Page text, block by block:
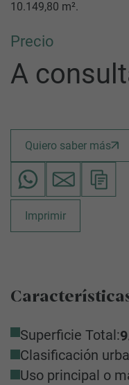
10.149,80 m².
Precio
A
Quiero saber más
Imprimir
Superficie Total:
Clasificación
Uso principal o